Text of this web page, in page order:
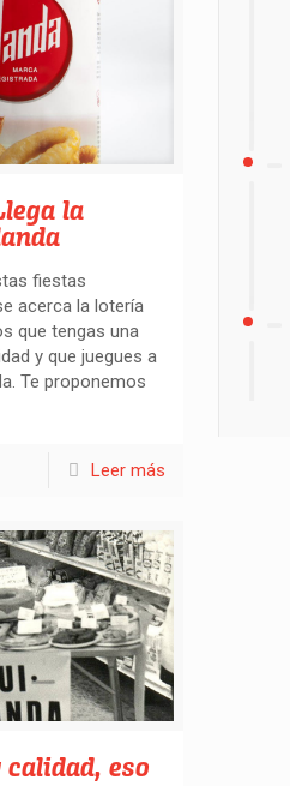
la
fiestas
acerca la lotería
que tengas una
y que juegues a
Te proponemos
Leer más
eso